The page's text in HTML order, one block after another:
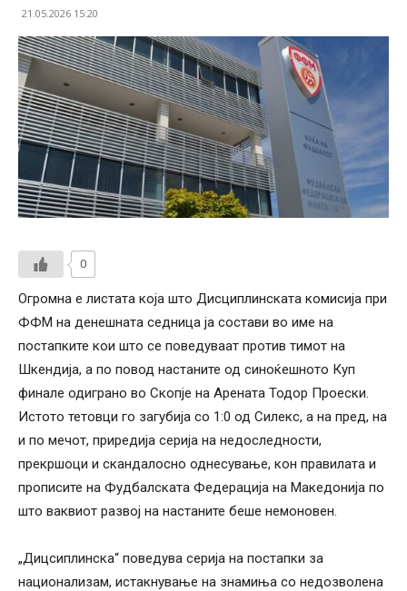
21.05.2026 15:20
0
Огромна е листата која што Дисциплинската комисија при
ФФМ на денешната седница ја состави во име на
постапките кои што се поведуваат против тимот на
Шкендија, а по повод настаните од синоќешното Куп
финале одиграно во Скопје на Арената Тодор Проески.
Истото тетовци го загубија со 1:0 од Силекс, а на пред, на
и по мечот, приредија серија на недоследности,
прекршоци и скандалосно однесување, кон правилата и
прописите на Фудбалската Федерација на Македонија по
што ваквиот развој на настаните беше немоновен.
„Дицсиплинска“ поведува серија на постапки за
национализам, истакнување на знамиња со недозволена